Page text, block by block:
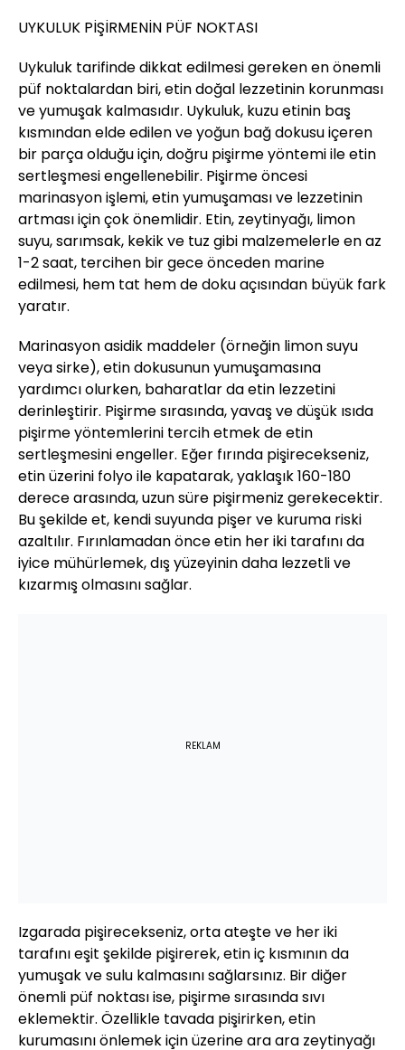
UYKULUK PİŞİRMENİN PÜF NOKTASI
Uykuluk tarifinde dikkat edilmesi gereken en önemli
püf noktalardan biri, etin doğal lezzetinin korunması
ve yumuşak kalmasıdır. Uykuluk, kuzu etinin baş
kısmından elde edilen ve yoğun bağ dokusu içeren
bir parça olduğu için, doğru pişirme yöntemi ile etin
sertleşmesi engellenebilir. Pişirme öncesi
marinasyon işlemi, etin yumuşaması ve lezzetinin
artması için çok önemlidir. Etin, zeytinyağı, limon
suyu, sarımsak, kekik ve tuz gibi malzemelerle en az
1-2 saat, tercihen bir gece önceden marine
edilmesi, hem tat hem de doku açısından büyük fark
yaratır.
Marinasyon asidik maddeler (örneğin limon suyu
veya sirke), etin dokusunun yumuşamasına
yardımcı olurken, baharatlar da etin lezzetini
derinleştirir. Pişirme sırasında, yavaş ve düşük ısıda
pişirme yöntemlerini tercih etmek de etin
sertleşmesini engeller. Eğer fırında pişirecekseniz,
etin üzerini folyo ile kapatarak, yaklaşık 160-180
derece arasında, uzun süre pişirmeniz gerekecektir.
Bu şekilde et, kendi suyunda pişer ve kuruma riski
azaltılır. Fırınlamadan önce etin her iki tarafını da
iyice mühürlemek, dış yüzeyinin daha lezzetli ve
kızarmış olmasını sağlar.
REKLAM
Izgarada pişirecekseniz, orta ateşte ve her iki
tarafını eşit şekilde pişirerek, etin iç kısmının da
yumuşak ve sulu kalmasını sağlarsınız. Bir diğer
önemli püf noktası ise, pişirme sırasında sıvı
eklemektir. Özellikle tavada pişirirken, etin
kurumasını önlemek için üzerine ara ara zeytinyağı